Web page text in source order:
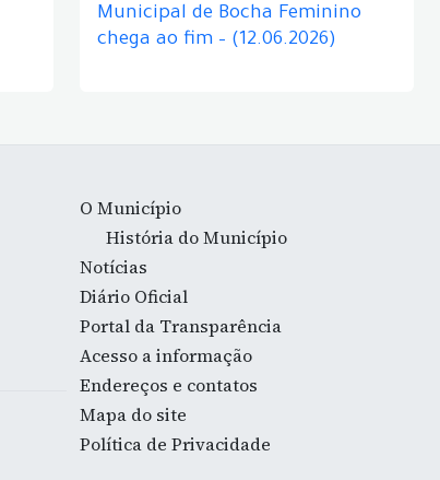
Municipal de Bocha Feminino
chega ao fim – (12.06.2026)
O Município
História do Município
Notícias
Diário Oficial
Portal da Transparência
Acesso a informação
Endereços e contatos
Mapa do site
Política de Privacidade